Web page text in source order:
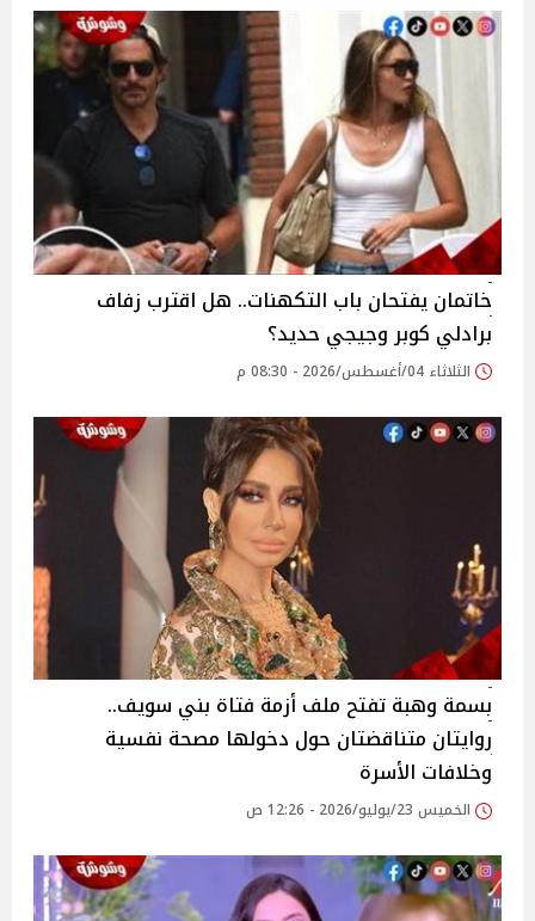
خاتمان يفتحان باب التكهنات.. هل اقترب زفاف
برادلي كوبر وجيجي حديد؟
الثلاثاء 04/أغسطس/2026 - 08:30 م
بسمة وهبة تفتح ملف أزمة فتاة بني سويف..
روايتان متناقضتان حول دخولها مصحة نفسية
وخلافات الأسرة
الخميس 23/يوليو/2026 - 12:26 ص